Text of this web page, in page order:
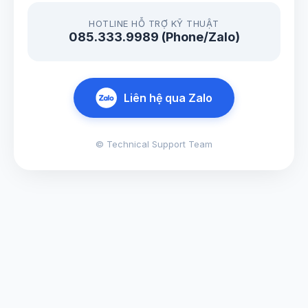
HOTLINE HỖ TRỢ KỸ THUẬT
085.333.9989 (Phone/Zalo)
Liên hệ qua Zalo
© Technical Support Team